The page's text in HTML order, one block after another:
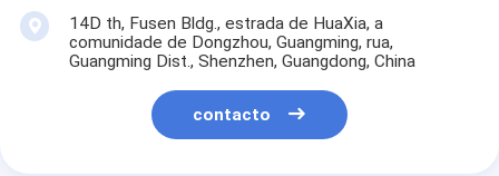
14D th, Fusen Bldg., estrada de HuaXia, a
comunidade de Dongzhou, Guangming, rua,
Guangming Dist., Shenzhen, Guangdong, China
contacto